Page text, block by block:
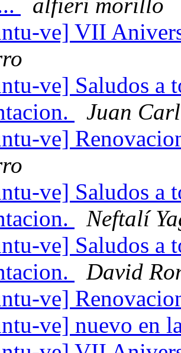
alfieri morillo
ve] VII
ve] Saludos a
Juan
ve]
ve] Saludos a
Neftalí
ve] Saludos a
David
ve]
ve] nuevo en